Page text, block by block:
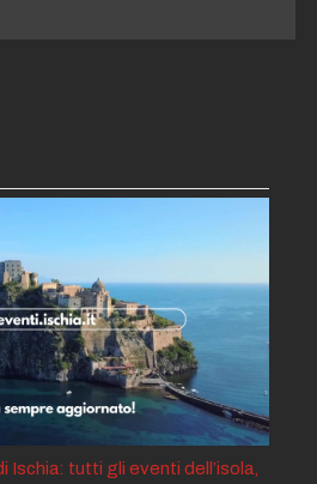
Ischia: tutti gli eventi dell’isola,